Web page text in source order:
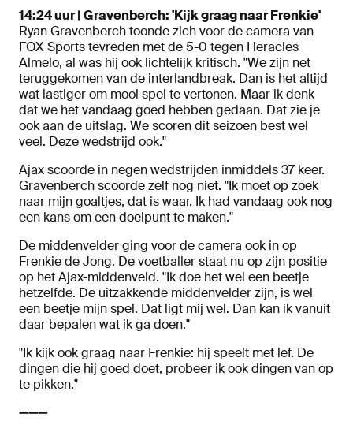
14:24 uur | Gravenberch: 'Kijk graag naar Frenkie'
Ryan Gravenberch toonde zich voor de camera van
FOX Sports tevreden met de 5-0 tegen Heracles
Almelo, al was hij ook lichtelijk kritisch. "We zijn net
teruggekomen van de interlandbreak. Dan is het altijd
wat lastiger om mooi spel te vertonen. Maar ik denk
dat we het vandaag goed hebben gedaan. Dat zie je
ook aan de uitslag. We scoren dit seizoen best wel
veel. Deze wedstrijd ook."
Ajax scoorde in negen wedstrijden inmiddels 37 keer.
Gravenberch scoorde zelf nog niet. "Ik moet op zoek
naar mijn goaltjes, dat is waar. Ik had vandaag ook nog
een kans om een doelpunt te maken."
De middenvelder ging voor de camera ook in op
Frenkie de Jong. De voetballer staat nu op zijn positie
op het Ajax-middenveld. "Ik doe het wel een beetje
hetzelfde. De uitzakkende middenvelder zijn, is wel
een beetje mijn spel. Dat ligt mij wel. Dan kan ik vanuit
daar bepalen wat ik ga doen."
"Ik kijk ook graag naar Frenkie: hij speelt met lef. De
dingen die hij goed doet, probeer ik ook dingen van op
te pikken."
➖➖➖